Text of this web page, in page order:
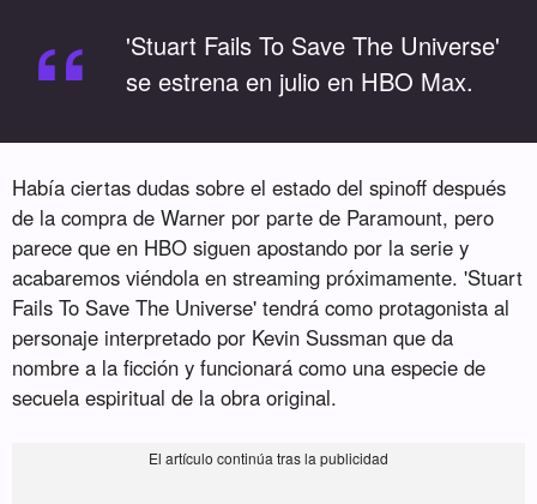
“
'Stuart Fails To Save The Universe'
se estrena en julio en HBO Max.
Había ciertas dudas sobre el estado del spinoff después
de la compra de Warner por parte de Paramount, pero
parece que en HBO siguen apostando por la serie y
acabaremos viéndola en streaming próximamente. 'Stuart
Fails To Save The Universe' tendrá como protagonista al
personaje interpretado por Kevin Sussman que da
nombre a la ficción y funcionará como una especie de
secuela espiritual de la obra original.